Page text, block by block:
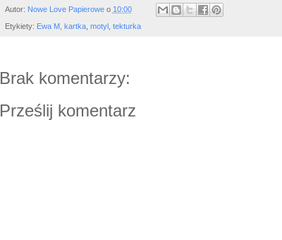
Autor: Nowe Love Papierowe o 10:00
Etykiety: Ewa M, kartka, motyl, tekturka
Brak komentarzy:
Prześlij komentarz